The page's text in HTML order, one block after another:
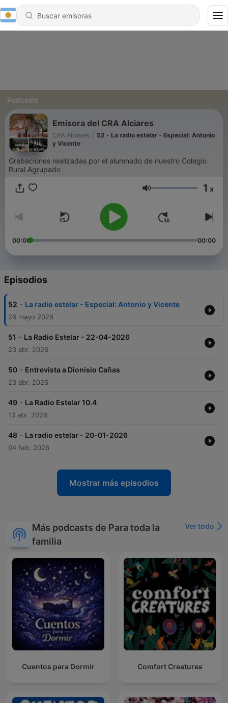
Podcasts
Emisora del CRA Alciares
CRA Alciares
52 - La radio estelar - Especial: Antonio
y Vicente
Grabaciones realizadas por el alumnado de nuestro Colegio
Rural Agrupado
Volumen 1 x
00:00 00:00
Episodios
52 - La radio estelar - Especial: Antonio y Vicente
26 mayo 2026
51 - La Radio Estelar - 22-04-2026
23 abr. 2026
50 - Entrevista a Dionisio Cañas
23 abr. 2026
49 - La Radio Estelar 10.4
13 abr. 2026
48 - La radio estelar - 20-01-2026
04 feb. 2026
Mostrar más episodios
Más podcasts de Para toda la
familia
Ver todo
Cuentos para Dormir Comfort Creatures